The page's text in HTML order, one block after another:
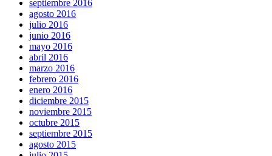
septiembre 2016
agosto 2016
julio 2016
junio 2016
mayo 2016
abril 2016
marzo 2016
febrero 2016
enero 2016
diciembre 2015
noviembre 2015
octubre 2015
septiembre 2015
agosto 2015